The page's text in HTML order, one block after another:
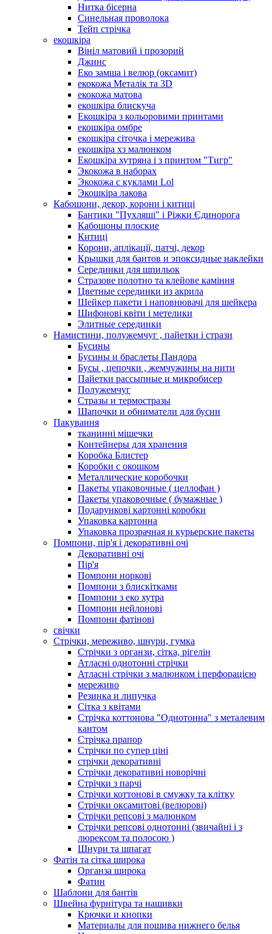
Нитка бісерна
Синельная проволока
Тейп стрічка
екошкіра
Вініл матовий і прозорий
Джинс
Еко замша і велюр (оксамит)
екокожа Металік та 3D
екокожа матова
екошкіра блискуча
Екошкіра з кольоровими принтами
екошкіра омбре
екошкіра сіточка і мережива
екошкіра хз малюнком
Екошкіра хутряна і з принтом "Тигр"
Экокожа в наборах
Экокожа с куклами Lol
Экошкiра лакова
Кабошони, декор, корони і китиці
Бантики "Пухляші" і Ріжки Єдинорога
Кабошоны плоские
Китиці
Корони, аплікації, патчі, декор
Крышки для бантов и эпоксидные наклейки
Серединки для шпильок
Стразове полотно та клейове каміння
Цветные серединки из акрила
Шейкер пакети і наповнювачі для шейкера
Шифонові квіти і метелики
Элитные серединки
Намистини, полужемчуг , пайетки і стрази
Бусины
Бусины и браслеты Пандора
Бусы , цепочки , жемчужины на нити
Пайетки рассыпные и микробисер
Полужемчуг
Стразы и термостразы
Шапочки и обниматели для бусин
Пакування
тканинні мішечки
Контейнеры для хранения
Коробка Блистер
Коробки с окошком
Металлические коробочки
Пакеты упаковочные ( целлофан )
Пакеты упаковочные ( бумажные )
Подарункові картонні коробки
Упаковка картонна
Упаковка прозрачная и курьерские пакеты
Помпони, пір'я і декоративні очі
Декоративні очі
Пір'я
Помпони норкові
Помпони з блискітками
Помпони з еко хутра
Помпони нейлонові
Помпони фатінові
свічки
Стрічки, мереживо, шнури, гумка
Стрічки з органзи, сітка, рігелін
Атласні однотонні стрічки
Атласні стрічки з малюнком і перфорацією
мереживо
Резинка и липучка
Сітка з квітами
Стрічка коттонова "Однотонна" з металевим
кантом
Стрічка прапор
Стрічки по супер ціні
стрічки декоративні
Стрічки декоративні новорічні
Стрічки з парчі
Стрічки коттонові в смужку та клітку
Стрічки оксамитові (велюрові)
Стрічки репсові з малюнком
Стрічки репсові однотонні (звичайні і з
люрексом та полосою )
Шнури та шпагат
Фатін та сітка широка
Органза широка
Фатин
Шаблони для бантів
Швейна фурнітура та нашивки
Крючки и кнопки
Материалы для пошива нижнего белья